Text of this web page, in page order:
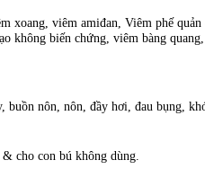
xoang, viêm amiđan, Viêm phế quản
không biến chứng, viêm bàng
buồn nôn, nôn, đầy hơi, đau bụng,
cho con bú không dùng.